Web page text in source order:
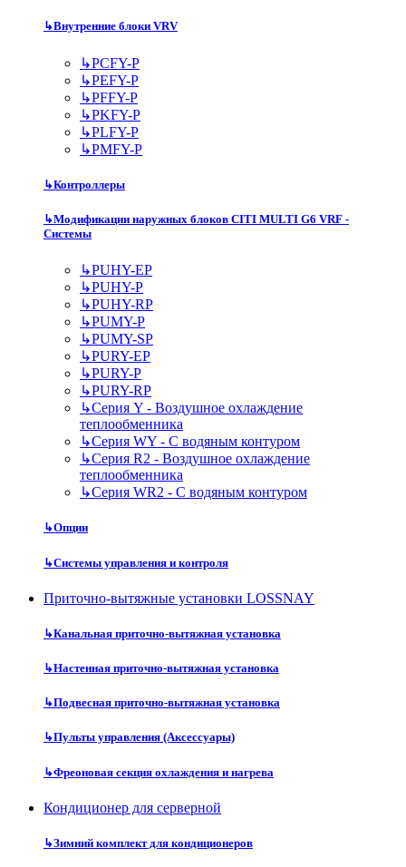
↳Внутренние блоки VRV
↳PCFY-P
↳PEFY-P
↳PFFY-P
↳PKFY-P
↳PLFY-P
↳PMFY-P
↳Контроллеры
↳Модификации наружных блоков CITI MULTI G6 VRF -
Системы
↳PUHY-EP
↳PUHY-P
↳PUHY-RP
↳PUMY-P
↳PUMY-SP
↳PURY-EP
↳PURY-P
↳PURY-RP
↳Серия Y - Воздушное охлаждение
теплообменника
↳Серия WY - С водяным контуром
↳Серия R2 - Воздушное охлаждение
теплообменника
↳Серия WR2 - С водяным контуром
↳Опции
↳Системы управления и контроля
Приточно-вытяжные установки LOSSNAY
↳Канальная приточно-вытяжная установка
↳Настенная приточно-вытяжная установка
↳Подвесная приточно-вытяжная установка
↳Пульты управления (Аксессуары)
↳Фреоновая секция охлаждения и нагрева
Кондиционер для серверной
↳Зимний комплект для кондиционеров